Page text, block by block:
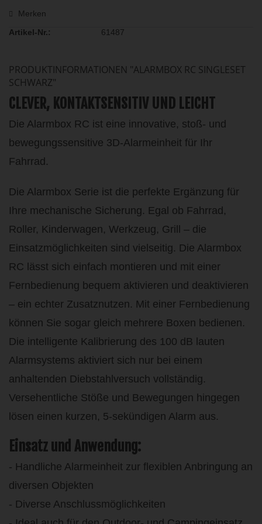
Merken
Artikel-Nr.:
61487
PRODUKTINFORMATIONEN "ALARMBOX RC SINGLESET
SCHWARZ"
CLEVER, KONTAKTSENSITIV UND LEICHT
Die Alarmbox RC ist eine innovative, stoß- und
bewegungssensitive 3D-Alarmeinheit für Ihr
Fahrrad.
Die Alarmbox Serie ist die perfekte Ergänzung für
Ihre mechanische Sicherung. Egal ob Fahrrad,
Roller, Kinderwagen, Werkzeug, Grill – die
Einsatzmöglichkeiten sind vielseitig. Die Alarmbox
RC lässt sich einfach montieren und mit einer
Fernbedienung bequem aktivieren und deaktivieren
– ein echter Zusatznutzen. Mit einer Fernbedienung
können Sie sogar gleich mehrere Boxen bedienen.
Die intelligente Kalibrierung des 100 dB lauten
Alarmsystems aktiviert sich nur bei einem
anhaltenden Diebstahlversuch vollständig.
Versehentliche Stöße und Bewegungen hingegen
lösen einen kurzen, 5-sekündigen Alarm aus.
Einsatz und Anwendung:
- Handliche Alarmeinheit zur flexiblen Anbringung an
diversen Objekten
- Diverse Anschlussmöglichkeiten